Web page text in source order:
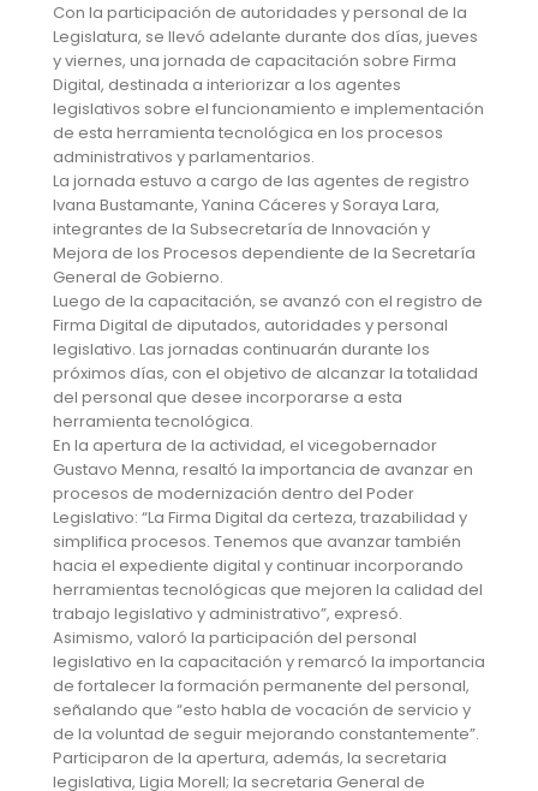
Con la participación de autoridades y personal de la
Legislatura, se llevó adelante durante dos días, jueves
y viernes, una jornada de capacitación sobre Firma
Digital, destinada a interiorizar a los agentes
legislativos sobre el funcionamiento e implementación
de esta herramienta tecnológica en los procesos
administrativos y parlamentarios.
La jornada estuvo a cargo de las agentes de registro
Ivana Bustamante, Yanina Cáceres y Soraya Lara,
integrantes de la Subsecretaría de Innovación y
Mejora de los Procesos dependiente de la Secretaría
General de Gobierno.
Luego de la capacitación, se avanzó con el registro de
Firma Digital de diputados, autoridades y personal
legislativo. Las jornadas continuarán durante los
próximos días, con el objetivo de alcanzar la totalidad
del personal que desee incorporarse a esta
herramienta tecnológica.
En la apertura de la actividad, el vicegobernador
Gustavo Menna, resaltó la importancia de avanzar en
procesos de modernización dentro del Poder
Legislativo: “La Firma Digital da certeza, trazabilidad y
simplifica procesos. Tenemos que avanzar también
hacia el expediente digital y continuar incorporando
herramientas tecnológicas que mejoren la calidad del
trabajo legislativo y administrativo”, expresó.
Asimismo, valoró la participación del personal
legislativo en la capacitación y remarcó la importancia
de fortalecer la formación permanente del personal,
señalando que “esto habla de vocación de servicio y
de la voluntad de seguir mejorando constantemente”.
Participaron de la apertura, además, la secretaria
legislativa, Ligia Morell; la secretaria General de